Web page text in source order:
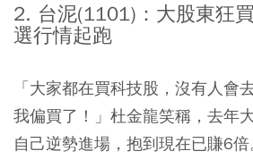
2. 台泥(1101)：大股東狂
選行情起跑
「大家都在買科技股，沒有人會
我偏買了！」杜金龍笑稱，去年
自己逆勢進場，抱到現在已賺6倍